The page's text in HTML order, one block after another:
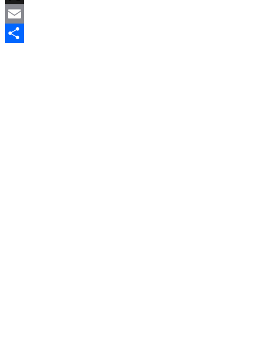
Link
X
Email